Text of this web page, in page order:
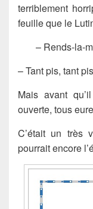
terriblement
feuille que le
– Rends-la-
– Tant pis, tant
Mais avant
ouverte, tous
C’était un très
pourrait encore